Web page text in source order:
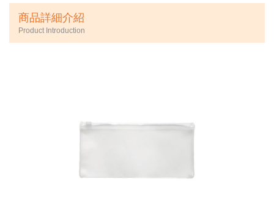
商品詳細介紹
Product Introduction